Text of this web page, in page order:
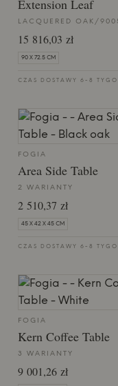
Extension Leaf
LACQUERED OAK/
15 816,03 zł
90 X 72.5 CM
CZAS DOSTAWY 6-8
FOGIA
Area Side Table
2 WARIANTY
2 510,37 zł
45 X 42 X 45 CM
CZAS DOSTAWY 6-8
FOGIA
Kern Coffee Table
3 WARIANTY
9 001,26 zł